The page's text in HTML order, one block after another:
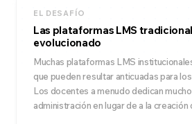
EL DESAFÍO
Las plataformas LMS
evolucionado
Muchas plataformas LMS
que pueden resultar anticuadas para
Los docentes a menudo dedican
administración en lugar de a la creación